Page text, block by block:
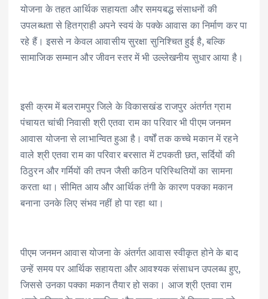
योजना के तहत आर्थिक सहायता और समयबद्ध संसाधनों की
उपलब्धता से हितग्राही अपने स्वयं के पक्के आवास का निर्माण कर पा
रहे हैं। इससे न केवल आवासीय सुरक्षा सुनिश्चित हुई है, बल्कि
सामाजिक सम्मान और जीवन स्तर में भी उल्लेखनीय सुधार आया है।
इसी क्रम में बलरामपुर जिले के विकासखंड राजपुर अंतर्गत ग्राम
पंचायत चांची निवासी श्री एतवा राम का परिवार भी पीएम जनमन
आवास योजना से लाभान्वित हुआ है। वर्षों तक कच्चे मकान में रहने
वाले श्री एतवा राम का परिवार बरसात में टपकती छत, सर्दियों की
ठिठुरन और गर्मियों की तपन जैसी कठिन परिस्थितियों का सामना
करता था। सीमित आय और आर्थिक तंगी के कारण पक्का मकान
बनाना उनके लिए संभव नहीं हो पा रहा था।
पीएम जनमन आवास योजना के अंतर्गत आवास स्वीकृत होने के बाद
उन्हें समय पर आर्थिक सहायता और आवश्यक संसाधन उपलब्ध हुए,
जिससे उनका पक्का मकान तैयार हो सका। आज श्री एतवा राम